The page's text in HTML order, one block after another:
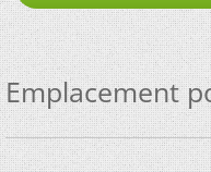
Emplacement